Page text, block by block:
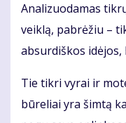
Ana­li­zuo­da­mas
veik­lą, pa­brė­žiu –
ab­sur­diš­kos
Tie tik­ri vy­rai ir
bū­re­liai yra šim­tą